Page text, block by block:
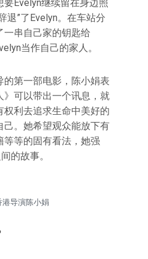
Evelyn继续留在身边照
退”了Evelyn。在车站分
一串自己家的钥匙给
当作自己的家人。
的第一部电影，陈小娟表
》可以带出一个讯息，就
权利去追求生命中美好的
己。她希望观众能放下有
等等的固有看法，她强
的故事。
港导演陈小娟